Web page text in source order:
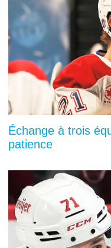
Échange à trois
patience